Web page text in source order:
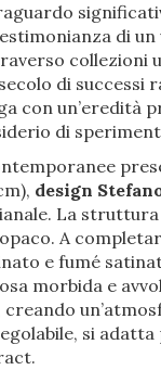
di
collezioni
di
con un’eredità
di
design
La
A
e fumé
morbida e
si